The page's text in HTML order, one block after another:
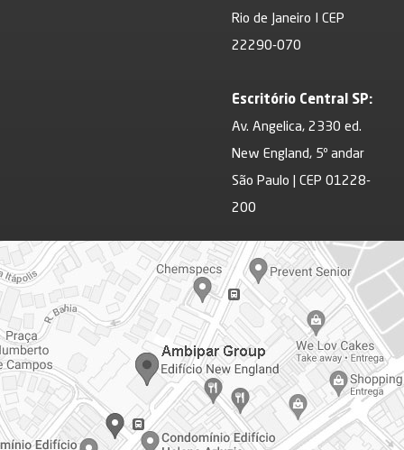
Rio de Janeiro I CEP
22290-070
Escritório Central SP:
Av. Angelica, 2330 ed.
New England, 5º andar
São Paulo | CEP 01228-
200